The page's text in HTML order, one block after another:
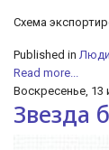
Схема
Published in Люди
Read more...
Воскресенье, 13
Звезда